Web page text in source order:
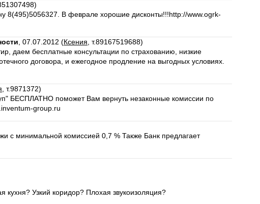
8(495)5056327. В феврале хорошие дисконты!!!http://www.ogrk-
07.07.2012 (Ксения , т.89167519688)
даем бесплатные консультации по страхованию, низкие
договора, и ежегодное продление на выгодных условиях.
, т.9871372)
БЕСПЛАТНО поможет Вам вернуть незаконные комиссии по
group.ru
минимальной комиссией 0,7 % Также Банк предлагает
Узкий коридор? Плохая звукоизоляция?